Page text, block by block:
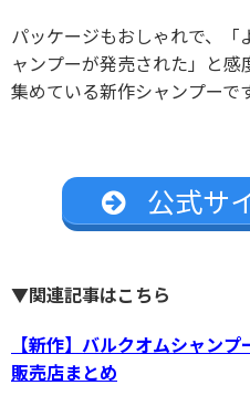
パッケージもおしゃれで、
ャンプーが発売された」と
集めている新作シャンプーで
公式サ
▼関連記事はこちら
【新作】バルクオムシャン
販売店まとめ